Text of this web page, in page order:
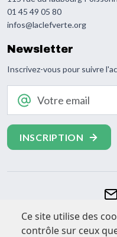
Ce site utilise des
contrôle sur ceux
01 45 49 05 80
infos@laclefverte.org
Newsletter
Inscrivez-vous pour suivre